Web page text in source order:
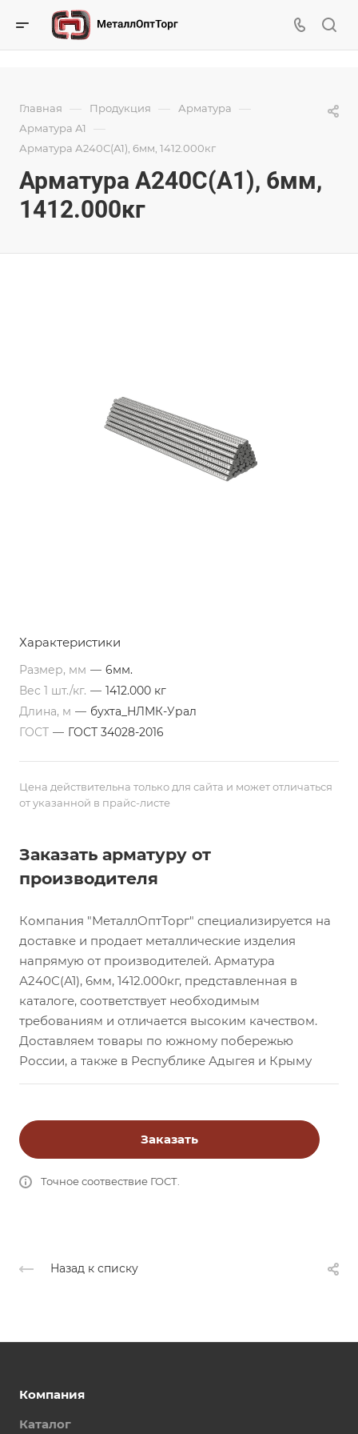
Главная — Продукция — Арматура —
Арматура А1 —
Арматура А240С(А1), 6мм, 1412.000кг
Арматура А240С(А1), 6мм,
1412.000кг
Характеристики
Размер, мм — 6мм.
Вес 1 шт./кг. — 1412.000 кг
Длина, м — бухта_НЛМК-Урал
ГОСТ — ГОСТ 34028-2016
Цена действительна только для сайта и может отличаться
от указанной в прайс-листе
Заказать арматуру от
производителя
Компания "МеталлОптТорг" специализируется на
доставке и продает металлические изделия
напрямую от производителей. Арматура
А240С(А1), 6мм, 1412.000кг, представленная в
каталоге, соответствует необходимым
требованиям и отличается высоким качеством.
Доставляем товары по южному побережью
России, а также в Республике Адыгея и Крыму
Заказать
Точное соотвествие ГОСТ.
Назад к списку
Компания
Каталог